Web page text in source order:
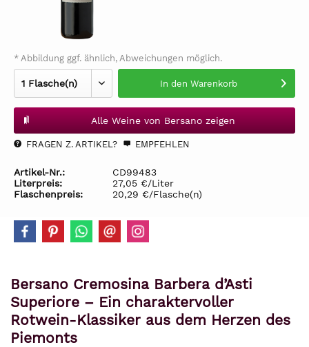
* Abbildung ggf. ähnlich, Abweichungen möglich.
In den Warenkorb
Alle Weine von Bersano zeigen
FRAGEN Z. ARTIKEL? EMPFEHLEN
Artikel-Nr.:
CD99483
Literpreis:
27,05 €/Liter
Flaschenpreis:
20,29 €/Flasche(n)
Bersano Cremosina Barbera d’Asti
Superiore – Ein charaktervoller
Rotwein-Klassiker aus dem Herzen des
Piemonts